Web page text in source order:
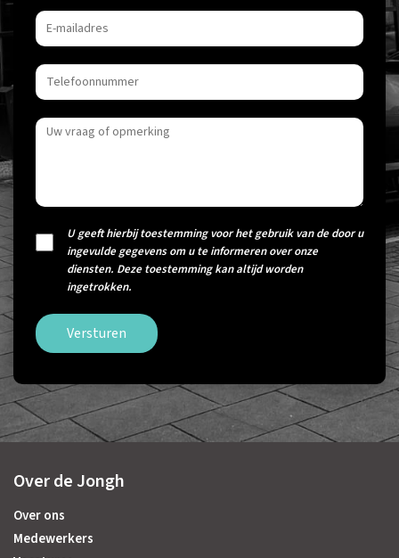
U geeft hierbij toestemming voor het gebruik van de door u
ingevulde gegevens om u te informeren over onze
diensten. Deze toestemming kan altijd worden
ingetrokken.
Versturen
Over de Jongh
Over ons
Medewerkers